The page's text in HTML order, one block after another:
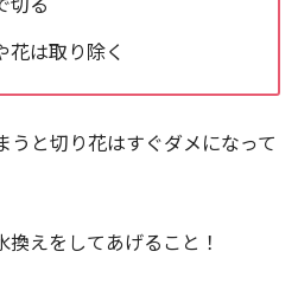
花は取り除く
うと切り花はすぐダメになって
えをしてあげること！